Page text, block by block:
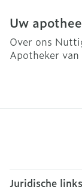
Uw
Over ons
Apotheker van
Juridische links